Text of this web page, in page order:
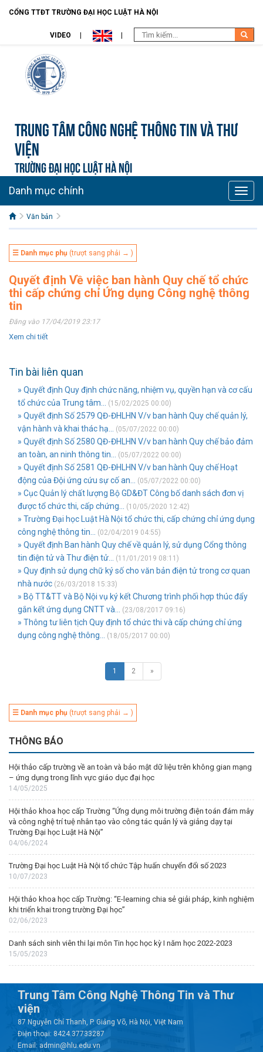
CỔNG TTĐT TRƯỜNG ĐẠI HỌC LUẬT HÀ NỘI
VIDEO
Trung tâm công nghệ thông tin và Thư
viện
TRƯỜNG ĐẠI HỌC LUẬT HÀ NỘI
Toggle
Danh mục chính
Văn bản
☰ Danh mục phụ (trượt sang phải → )
Quyết định Về việc ban hành Quy chế tổ chức
thi cấp chứng chỉ Ứng dụng Công nghệ thông
tin
Đăng vào 17/04/2019 23:17
Xem chi tiết
Tin bài liên quan
» Quyết định Quy định chức năng, nhiệm vụ, quyền hạn và cơ cấu
tổ chức của Trung tâm...
(15/02/2025 00:00)
» Quyết định Số 2579 QĐ-ĐHLHN V/v ban hành Quy chế quản lý,
vận hành và khai thác hạ...
(05/07/2022 00:00)
» Quyết định Số 2580 QĐ-ĐHLHN V/v ban hành Quy chế bảo đảm
an toàn, an ninh thông tin...
(05/07/2022 00:00)
» Quyết định Số 2581 QĐ-ĐHLHN V/v ban hành Quy chế Hoạt
động của Đội ứng cứu sự cố an...
(05/07/2022 00:00)
» Cục Quản lý chất lượng Bộ GD&ĐT Công bố danh sách đơn vị
được tổ chức thi, cấp chứng...
(10/05/2020 12:42)
» Trường Đại học Luật Hà Nội tổ chức thi, cấp chứng chỉ ứng dụng
công nghệ thông tin...
(02/04/2019 04:55)
» Quyết định Ban hành Quy chế về quản lý, sử dụng Cổng thông
tin điện tử và Thư điện tử...
(11/01/2019 08:11)
» Quy định sử dụng chữ ký số cho văn bản điện tử trong cơ quan
nhà nước (26/03/2018 15:33)
» Bộ TT&TT và Bộ Nội vụ ký kết Chương trình phối hợp thúc đẩy
gắn kết ứng dụng CNTT và...
(23/08/2017 09:16)
» Thông tư liên tịch Quy định tổ chức thi và cấp chứng chỉ ứng
dụng công nghệ thông...
(18/05/2017 00:00)
1 2 »
☰ Danh mục phụ (trượt sang phải → )
THÔNG BÁO
Hội thảo cấp trường về an toàn và bảo mật dữ liệu trên không gian mạng
– ứng dụng trong lĩnh vực giáo dục đại học
14/05/2025
Hội thảo khoa học cấp Trường “Ứng dụng môi trường điện toán đám mây
và công nghệ trí tuệ nhân tạo vào công tác quản lý và giảng dạy tại
Trường Đại học Luật Hà Nội”
04/06/2024
Trường Đại học Luật Hà Nội tổ chức Tập huấn chuyển đổi số 2023
10/07/2023
Hội thảo khoa học cấp Trường: “E-learning chia sẻ giải pháp, kinh nghiệm
khi triển khai trong trường Đại học”
02/06/2023
Danh sách sinh viên thi lại môn Tin học học kỳ I năm học 2022-2023
15/05/2023
Trung Tâm Công Nghệ Thông Tin và Thư
viện
87 Nguyễn Chí Thanh, P. Giảng Võ, Hà Nội, Việt Nam
Điện thoại: 8424.37733287
Email: admin@hlu.edu.vn